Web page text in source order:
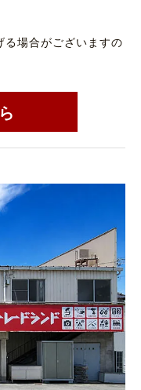
場合がございますの